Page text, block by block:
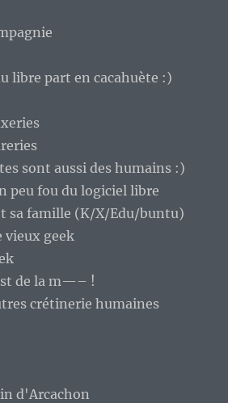
libre part en cacahuète :)
sont aussi des humains :)
peu fou du logiciel libre
sa famille (K/X/Edu/buntu)
vieux geek
de la m—– !
crétinerie humaines
d'Arcachon